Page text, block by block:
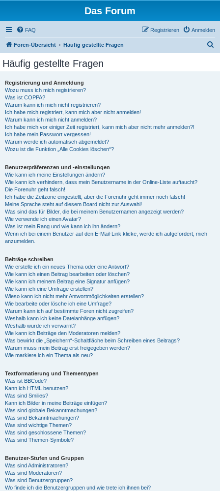
Das Forum
FAQ Anmelden
Registrieren
Foren-Übersicht Häufig gestellte Fragen
Häufig gestellte Fragen
Registrierung und Anmeldung
Wozu muss ich mich registrieren?
Was ist COPPA?
Warum kann ich mich nicht registrieren?
Ich habe mich registriert, kann mich aber nicht anmelden!
Warum kann ich mich nicht anmelden?
Ich habe mich vor einiger Zeit registriert, kann mich aber nicht mehr anmelden?!
Ich habe mein Passwort vergessen!
Warum werde ich automatisch abgemeldet?
Wozu ist die Funktion „Alle Cookies löschen“?
Benutzerpräferenzen und -einstellungen
Wie kann ich meine Einstellungen ändern?
Wie kann ich verhindern, dass mein Benutzername in der Online-Liste auftaucht?
Die Forenuhr geht falsch!
Ich habe die Zeitzone eingestellt, aber die Forenuhr geht immer noch falsch!
Meine Sprache steht auf diesem Board nicht zur Auswahl!
Was sind das für Bilder, die bei meinem Benutzernamen angezeigt werden?
Wie verwende ich einen Avatar?
Was ist mein Rang und wie kann ich ihn ändern?
Wenn ich bei einem Benutzer auf den E-Mail-Link klicke, werde ich aufgefordert, mich
anzumelden.
Beiträge schreiben
Wie erstelle ich ein neues Thema oder eine Antwort?
Wie kann ich einen Beitrag bearbeiten oder löschen?
Wie kann ich meinem Beitrag eine Signatur anfügen?
Wie kann ich eine Umfrage erstellen?
Wieso kann ich nicht mehr Antwortmöglichkeiten erstellen?
Wie bearbeite oder lösche ich eine Umfrage?
Warum kann ich auf bestimmte Foren nicht zugreifen?
Weshalb kann ich keine Dateianhänge anfügen?
Weshalb wurde ich verwarnt?
Wie kann ich Beiträge den Moderatoren melden?
Was bewirkt die „Speichern“-Schaltfläche beim Schreiben eines Beitrags?
Warum muss mein Beitrag erst freigegeben werden?
Wie markiere ich ein Thema als neu?
Textformatierung und Thementypen
Was ist BBCode?
Kann ich HTML benutzen?
Was sind Smilies?
Kann ich Bilder in meine Beiträge einfügen?
Was sind globale Bekanntmachungen?
Was sind Bekanntmachungen?
Was sind wichtige Themen?
Was sind geschlossene Themen?
Was sind Themen-Symbole?
Benutzer-Stufen und Gruppen
Was sind Administratoren?
Was sind Moderatoren?
Was sind Benutzergruppen?
Wo finde ich die Benutzergruppen und wie trete ich ihnen bei?